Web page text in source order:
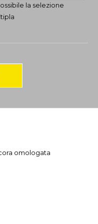
la selezione
omologata